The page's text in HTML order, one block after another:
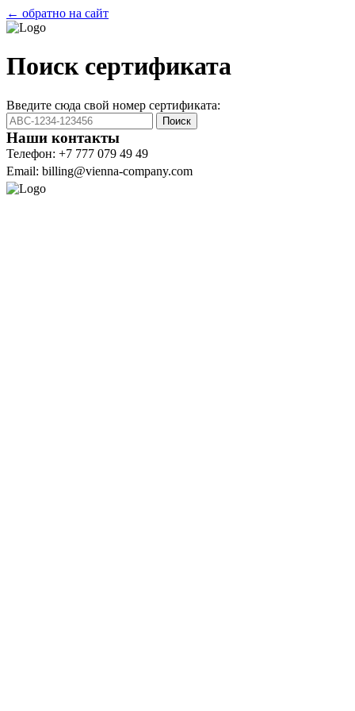
← обратно на сайт
Поиск сертификата
Введите сюда свой номер сертификата:
Поиск
Наши контакты
Телефон: +7 777 079 49 49
Email: billing@vienna-company.com